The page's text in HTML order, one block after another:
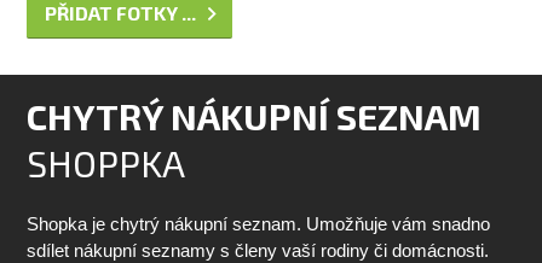
PŘIDAT FOTKY ...
CHYTRÝ NÁKUPNÍ SEZNAM
SHOPPKA
Shopka je chytrý nákupní seznam. Umožňuje vám snadno
sdílet nákupní seznamy s členy vaší rodiny či domácnosti.